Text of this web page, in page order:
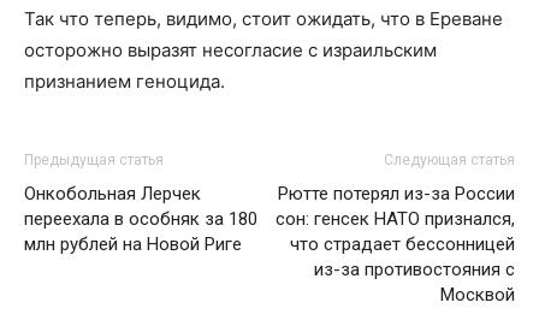
Так что теперь, видимо, стоит ожидать, что в Ереване
осторожно выразят несогласие с израильским
признанием геноцида.
Предыдущая статья
Онкобольная Лерчек
переехала в особняк за 180
млн рублей на Новой Риге
Следующая статья
Рютте потерял из-за России
сон: генсек НАТО признался,
что страдает бессонницей
из-за противостояния с
Москвой